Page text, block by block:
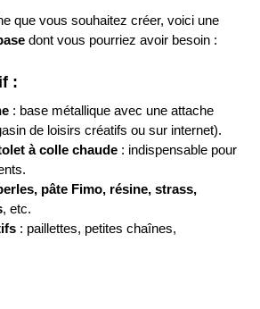
que vous souhaitez créer, voici une
dont vous pourriez avoir besoin :
:
: base métallique avec une attache
de loisirs créatifs ou sur internet).
à colle chaude : indispensable pour
pâte Fimo, résine, strass,
, etc.
: paillettes, petites chaînes,